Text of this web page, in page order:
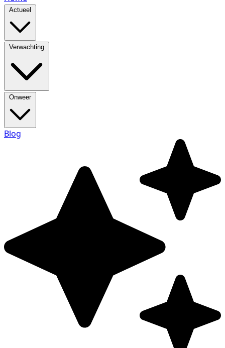
Actueel
Verwachting
Onweer
Blog